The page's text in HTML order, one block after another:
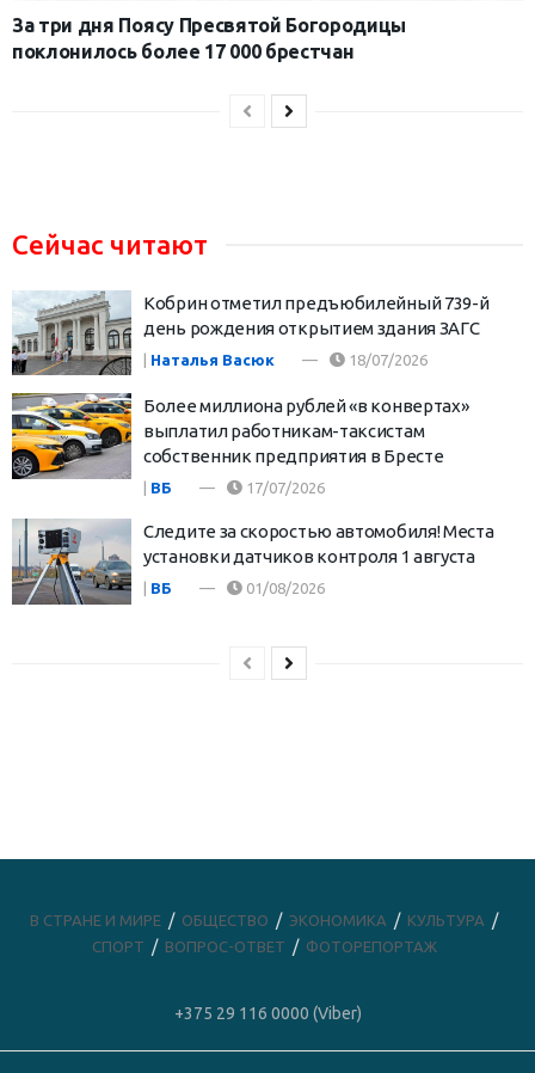
За три дня Поясу Пресвятой Богородицы
поклонилось более 17 000 брестчан
Сейчас читают
Кобрин отметил предъюбилейный 739-й
день рождения открытием здания ЗАГС
| Наталья Васюк 18/07/2026
Более миллиона рублей «в конвертах»
выплатил работникам-таксистам
собственник предприятия в Бресте
ВБ 17/07/2026
Следите за скоростью автомобиля! Места
установки датчиков контроля 1 августа
ВБ 01/08/2026
В СТРАНЕ И МИРЕ ОБЩЕСТВО ЭКОНОМИКА
КУЛЬТУРА
СПОРТ
ВОПРОС-ОТВЕТ ФОТОРЕПОРТАЖ
+375 29 116 0000 (Viber)